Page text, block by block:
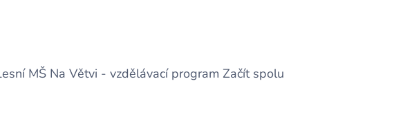
MŠ Na Větvi - vzdělávací program Začít spolu